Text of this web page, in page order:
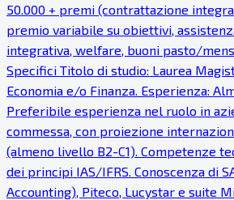
50.000 + premi (contrattazione
premio variabile su obiettivi,
integrativa, welfare, buoni pasto/
Specifici Titolo di studio: Laurea
Economia e/o Finanza. Esperienza:
Preferibile esperienza nel ruolo in
commessa, con proiezione
(almeno livello B2-C1). Competenze
dei principi IAS/IFRS. Conoscenza di
Accounting), Piteco, Lucystar e suite